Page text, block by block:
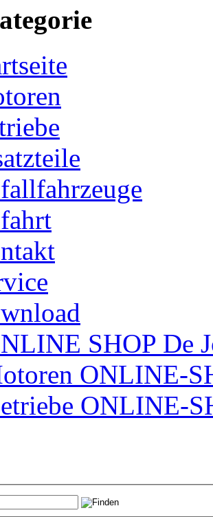
SHOP De
ONLINE-
ONLINE-